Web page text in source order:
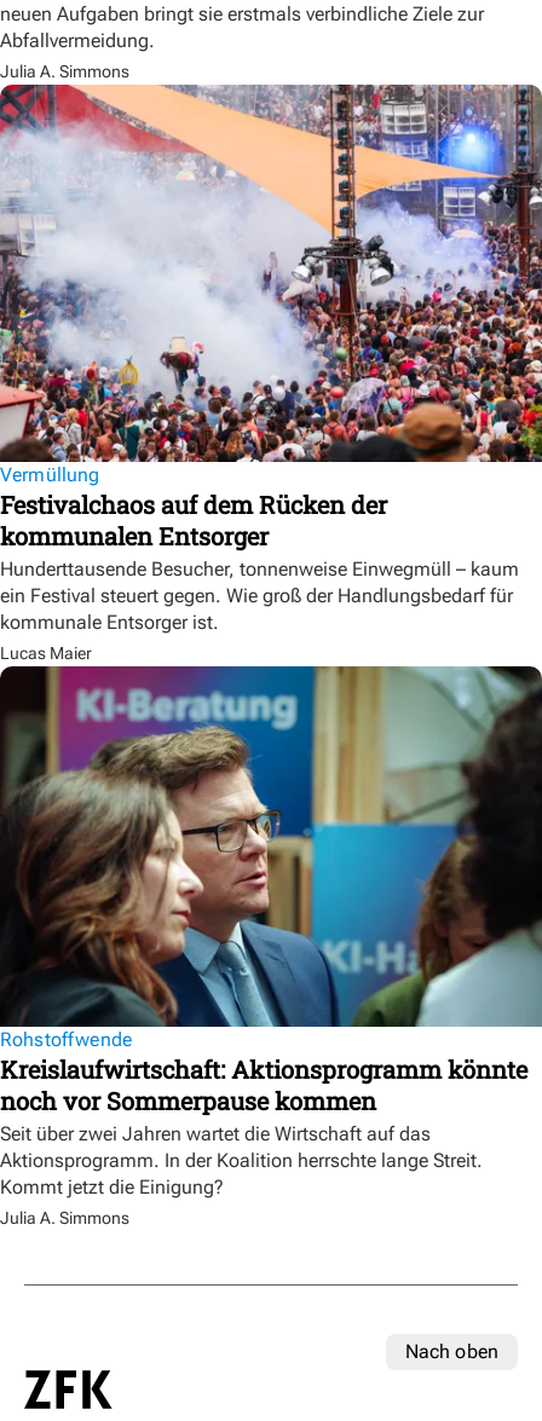
neuen Aufgaben bringt sie erstmals verbindliche Ziele zur
Abfallvermeidung.
Julia A. Simmons
Vermüllung
Festivalchaos auf dem Rücken der
kommunalen Entsorger
Hunderttausende Besucher, tonnenweise Einwegmüll – kaum
ein Festival steuert gegen. Wie groß der Handlungsbedarf für
kommunale Entsorger ist.
Lucas Maier
Rohstoffwende
Kreislaufwirtschaft: Aktionsprogramm könnte
noch vor Sommerpause kommen
Seit über zwei Jahren wartet die Wirtschaft auf das
Aktionsprogramm. In der Koalition herrschte lange Streit.
Kommt jetzt die Einigung?
Julia A. Simmons
Nach oben